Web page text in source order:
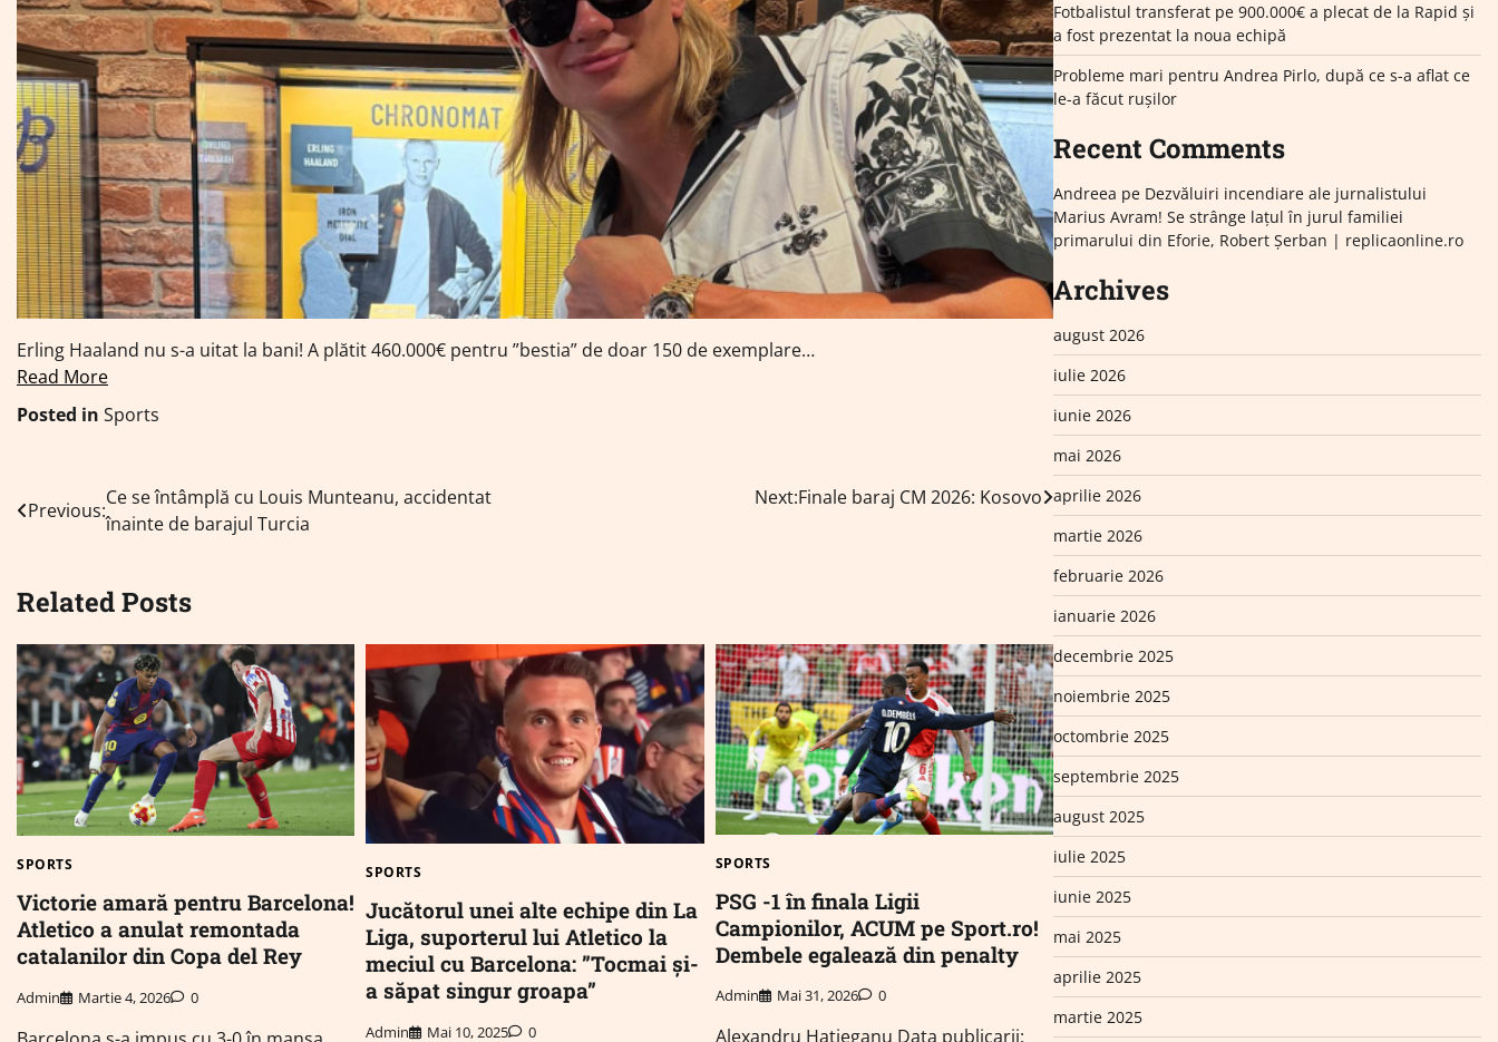
Erling Haaland nu s-a uitat la bani! A plătit 460.000€ pentru ”bestia” de doar 150 de exemplare…
Read More
Posted in Sports
Navigare
articole
Previous:
Ce se întâmplă cu Louis Munteanu, accidentat
înainte de barajul Turcia
Next:Finale baraj CM 2026: Kosovo
Related Posts
SPORTS
Victorie amară pentru Barcelona!
Atletico a anulat remontada
catalanilor din Copa del Rey
Admin Martie 4, 2026 0
SPORTS
Jucătorul unei alte echipe din La
Liga, suporterul lui Atletico la
meciul cu Barcelona: ”Tocmai și-
a săpat singur groapa”
Admin Mai 10, 2025 0
SPORTS
PSG -1 în finala Ligii
Campionilor, ACUM pe Sport.ro!
Dembele egalează din penalty
Admin Mai 31, 2026 0
Alexandru Hațieganu Data publicarii:
Fotbalistul transferat pe 900.000€ a plecat de la Rapid și
a fost prezentat la noua echipă
Probleme mari pentru Andrea Pirlo, după ce s-a aflat ce
le-a făcut rușilor
Recent Comments
Andreea pe Dezvăluiri incendiare ale jurnalistului
Marius Avram! Se strânge lațul în jurul familiei
primarului din Eforie, Robert Șerban | replicaonline.ro
Archives
august 2026
iulie 2026
iunie 2026
mai 2026
aprilie 2026
martie 2026
februarie 2026
ianuarie 2026
decembrie 2025
noiembrie 2025
octombrie 2025
septembrie 2025
august 2025
iulie 2025
iunie 2025
mai 2025
aprilie 2025
martie 2025